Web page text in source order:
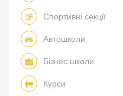
Спортивні секції
Автошколи
Бізнес школи
Курси